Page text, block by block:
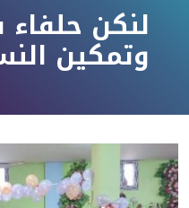
لنكن
وتمكين